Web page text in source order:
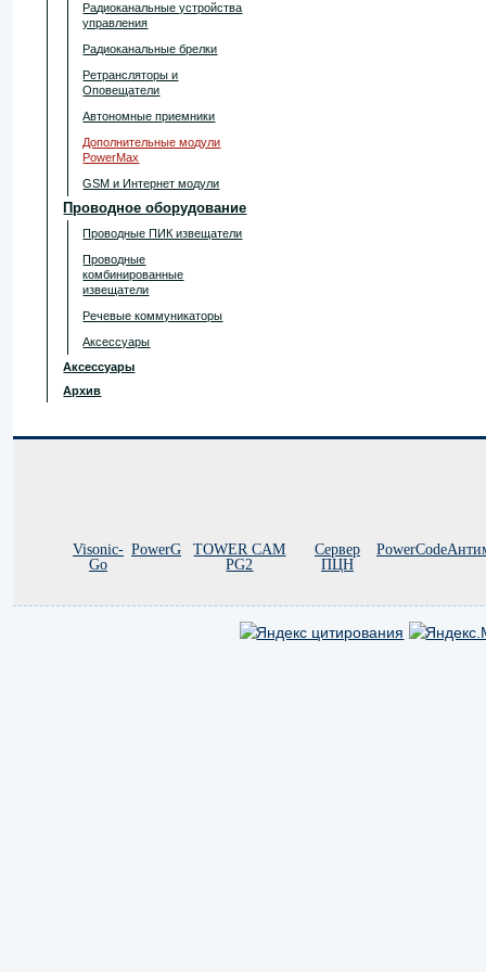
Радиоканальные устройства
управления
Радиоканальные брелки
Ретрансляторы и
Оповещатели
Автономные приемники
Дополнительные модули
PowerMax
GSM и Интернет модули
Проводное оборудование
Проводные ПИК извещатели
Проводные
комбинированные
извещатели
Речевые коммуникаторы
Аксессуары
Аксессуары
Архив
Visonic-
Go
PowerG
TOWER CAM
PG2
Сервер
ПЦН
PowerCode